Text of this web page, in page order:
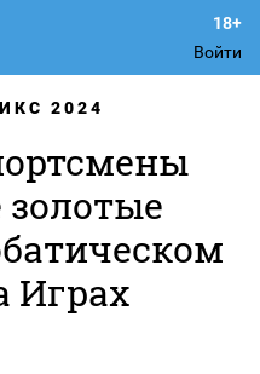
Войти
2024
золотые
Играх